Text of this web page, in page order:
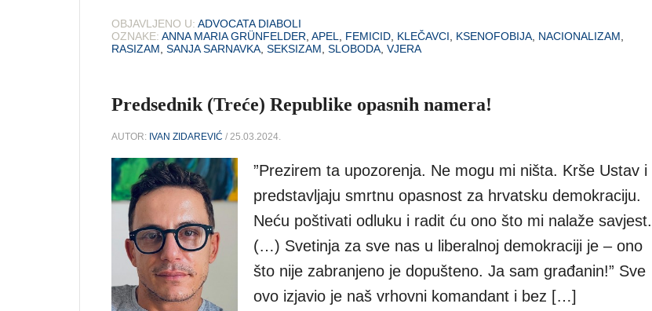
OBJAVLJENO U: ADVOCATA DIABOLI
OZNAKE: ANNA MARIA GRÜNFELDER APEL FEMICID KLEČAVCI KSENOFOBIJA NACIONALIZAM
RASIZAM SANJA SARNAVKA SEKSIZAM SLOBODA VJERA
Predsednik (Treće) Republike opasnih namera!
AUTOR: IVAN ZIDAREVIĆ / 25.03.2024.
”Prezirem ta upozorenja. Ne mogu mi ništa. Krše Ustav i
predstavljaju smrtnu opasnost za hrvatsku demokraciju.
Neću poštivati odluku i radit ću ono što mi nalaže savjest.
(…) Svetinja za sve nas u liberalnoj demokraciji je – ono
što nije zabranjeno je dopušteno. Ja sam građanin!” Sve
ovo izjavio je naš vrhovni komandant i bez […]